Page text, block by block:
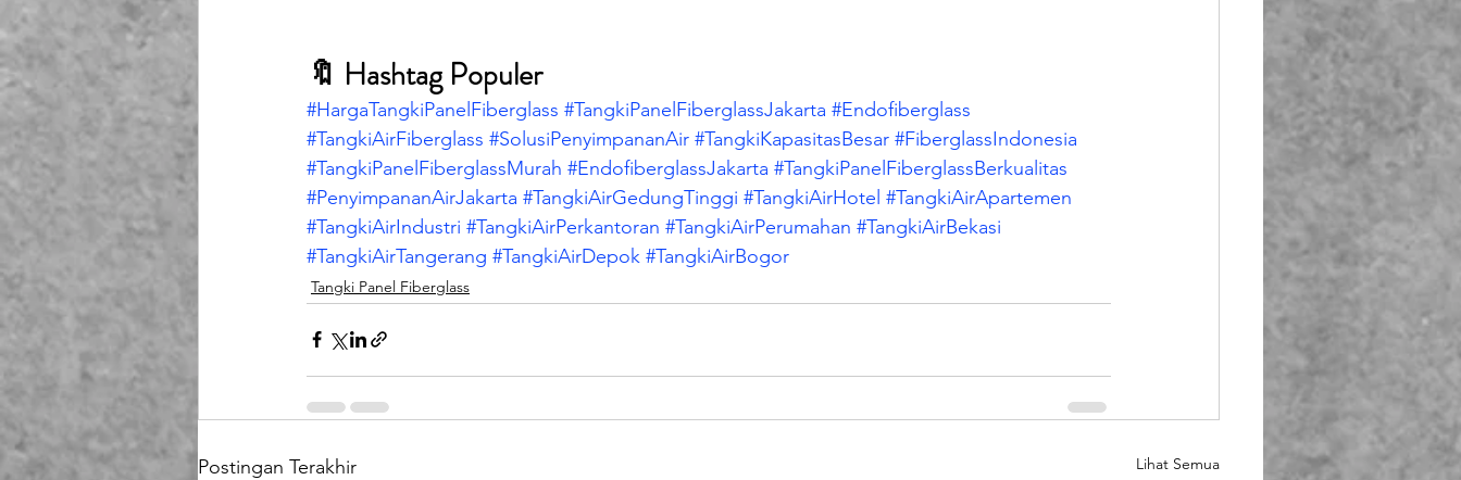
🔖 Hashtag Populer
#HargaTangkiPanelFiberglass #TangkiPanelFiberglassJakarta #Endofiberglass
#TangkiAirFiberglass #SolusiPenyimpananAir #TangkiKapasitasBesar #FiberglassIndonesia
#TangkiPanelFiberglassMurah #EndofiberglassJakarta #TangkiPanelFiberglassBerkualitas
#PenyimpananAirJakarta #TangkiAirGedungTinggi #TangkiAirHotel #TangkiAirApartemen
#TangkiAirIndustri #TangkiAirPerkantoran #TangkiAirPerumahan #TangkiAirBekasi
#TangkiAirTangerang #TangkiAirDepok #TangkiAirBogor
Tangki Panel Fiberglass
Postingan Terakhir Lihat Semua